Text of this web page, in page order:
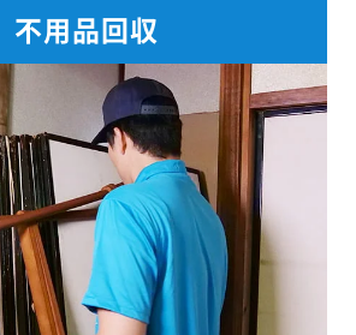
不用品回収